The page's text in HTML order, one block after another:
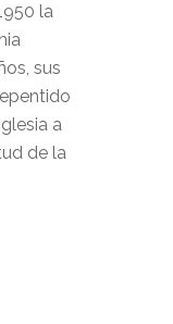
la
sus
a
de la